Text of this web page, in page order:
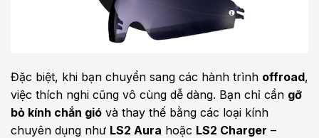
Đặc biệt, khi bạn chuyển sang các hành trình offroad,
việc thích nghi cũng vô cùng dễ dàng. Bạn chỉ cần gỡ
bỏ kính chắn gió và thay thế bằng các loại kính
chuyên dụng như LS2 Aura hoặc LS2 Charger –